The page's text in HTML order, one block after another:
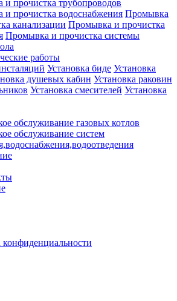
прочистка трубопроводов
прочистка водоснабжения Промывка
канализации Промывка и прочистка
Промывка и прочистка системы
работы
Установка биде Установка
душевых кабин Установка раковин
Установка смесителей Установка
обслуживание газовых котлов
обслуживание систем